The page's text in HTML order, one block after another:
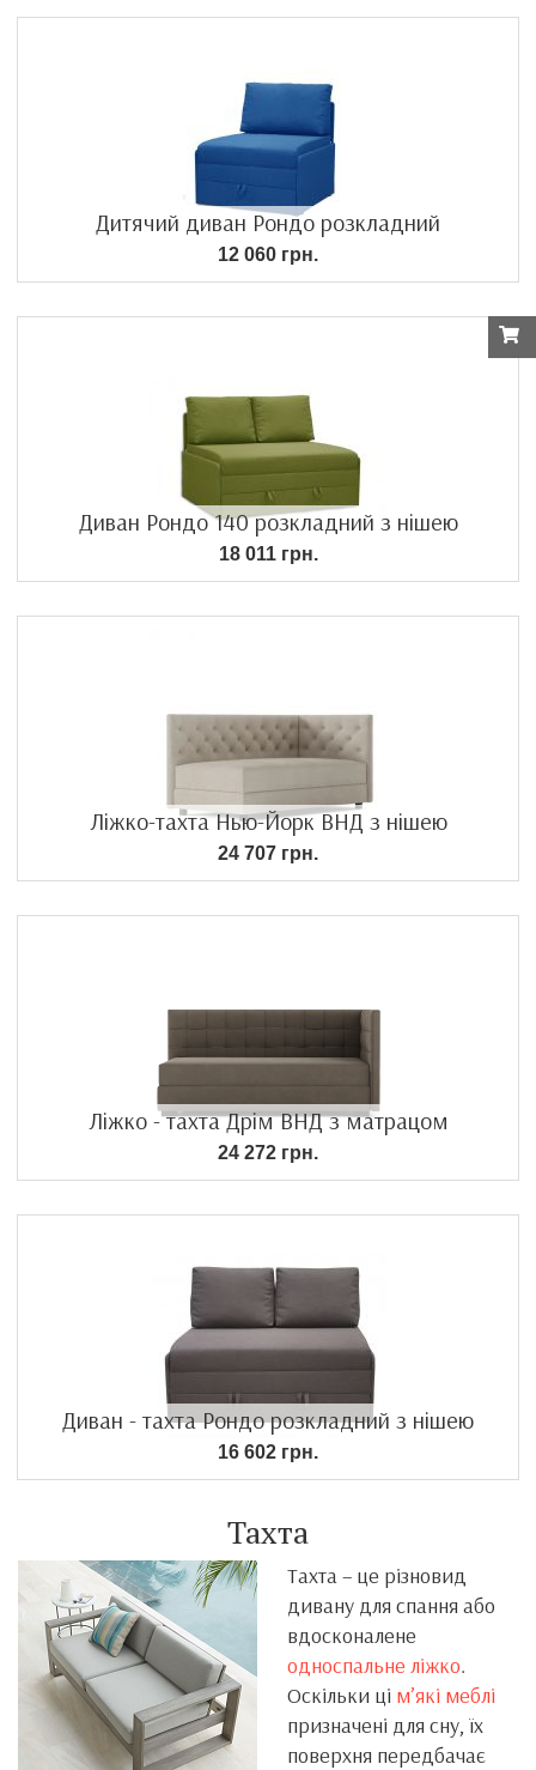
Дитячий диван Рондо розкладний
12 060 грн.
Диван Рондо 140 розкладний з нішею
18 011 грн.
Ліжко-тахта Нью-Йорк ВНД з нішею
24 707 грн.
Ліжко - тахта Дрім ВНД з матрацом
24 272 грн.
Диван - тахта Рондо розкладний з нішею
16 602 грн.
Тахта
Тахта – це різновид
дивану для спання або
вдосконалене
односпальне ліжко.
Оскільки ці м’які меблі
призначені для сну, їх
поверхня передбачає